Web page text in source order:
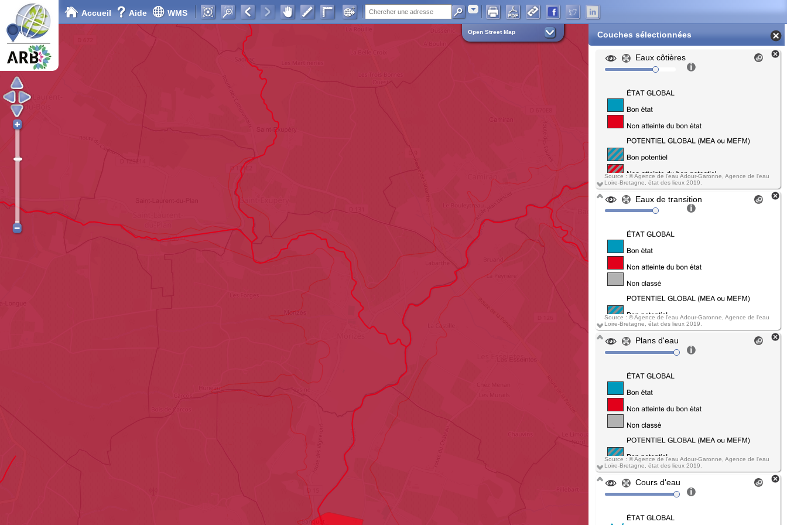
Accueil Aide WMS Adresse
Open Street Map Couches sélectionnées
Eaux côtières
Source : © Agence de l'eau Adour-Garonne, Agence de l'eau
Loire-Bretagne, état des lieux 2019.
Eaux de transition
Source : © Agence de l'eau Adour-Garonne, Agence de l'eau
Loire-Bretagne, état des lieux 2019.
Plans d'eau
Source : © Agence de l'eau Adour-Garonne, Agence de l'eau
Loire-Bretagne, état des lieux 2019.
Cours d'eau